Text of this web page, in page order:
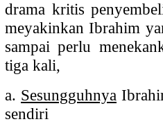
drama kritis
meyakinkan Ibrahim
sampai perlu
tiga kali,
a. Sesungguhnya
sendiri